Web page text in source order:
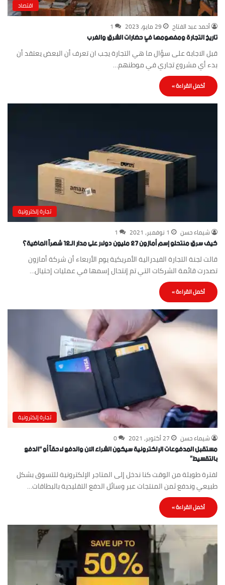
اقتصاد
أحمد عبد الفتاح 29 مايو، 2023 1
تاريخ التجارة ومفهومها في حضارات الشرق والغرب
قبل الاجابة على سؤال ما هي التجارة يجب ان تعرف أن البعض يعتقد أن
بدء أي مشروع تجاري في موطنهم…
أكمل القراءة »
تجارة إلكترونية
شيماء حسن 1 نوفمبر، 2021 1
كيف سرق منتحلو إسم أمازون 27 مليون دولار على مدار الـ12 شهراً الماضية؟
قالت لجنة التجارة الفيدرالية الأمريكية يوم الأربعاء أن شركة أمازون
تصدرت قائمة الشركات التي تم إنتحال إسمها في عمليات إحتيال…
أكمل القراءة »
تجارة إلكترونية
شيماء حسن 27 أكتوبر، 2021 0
مستقبل المدفوعات الإلكترونية سيكون الشراء الآن والدفع لاحقاً أو “الدفع
بالتقسيط”
لفترة طويلة من الوقت كنا ندخل إلى المتاجر الإلكترونية للتسوق بشكل
طبيعي وندفع ثمن المنتجات عبر وسائل الدفع التقليدية بالبطاقات…
أكمل القراءة »